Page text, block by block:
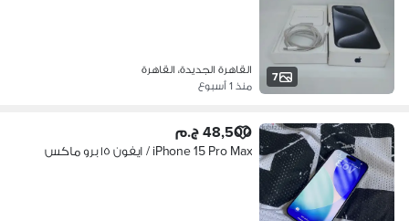
7
القاهرة الجديدة، القاهرة
منذ 1 أسبوع
48,500 ج.م
iPhone 15 Pro Max / ايفون ١٥ برو ماكس